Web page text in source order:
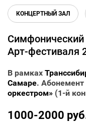
КОНЦЕРТНЫЙ ЗАЛ
Симфонический
Арт-фестиваля
В рамках
Самаре.
оркестром» (1-й
1000-2000